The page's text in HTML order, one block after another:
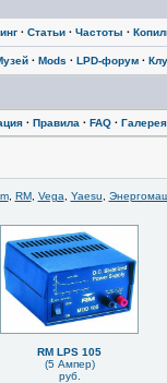
· Статьи· Частоты ·
· Mods · LPD-форум·
· Правила · FAQ· Галерея
, RM, Vega Yaesu
RM LPS 105
(5 Ампер)
руб.